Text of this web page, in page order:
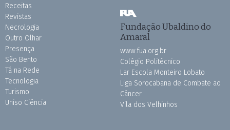
Receitas
Revistas
Necrologia
Outro Olhar
Presença
São Bento
Tá na Rede
Tecnologia
Turismo
Uniso Ciência
Fundação Ubaldino do
Amaral
www.fua.org.br
Colégio Politécnico
Lar Escola Monteiro Lobato
Liga Sorocabana de Combate ao
Câncer
Vila dos Velhinhos